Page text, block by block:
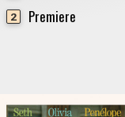
2 Premiere